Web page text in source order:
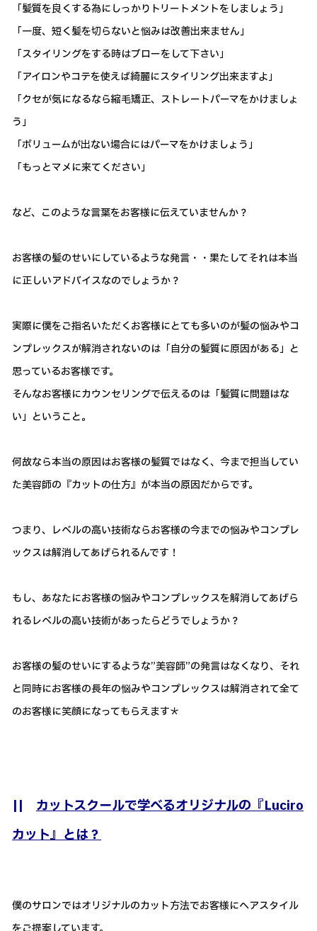
「髪質を良くする為にしっかりトリートメントをしましょう」
「一度、短く髪を切らないと悩みは改善出来ません」
「スタイリングをする時はブローをして下さい」
「アイロンやコテを使えば綺麗にスタイリング出来ますよ」
「クセが気になるなら縮毛矯正、ストレートパーマをかけましょ
う」
「ボリュームが出ない場合にはパーマをかけましょう」
「もっとマメに来てください」
など、このような言葉をお客様に伝えていませんか？
お客様の髪のせいにしているような発言・・果たしてそれは本当
に正しいアドバイスなのでしょうか？
実際に僕をご指名いただくお客様にとても多いのが髪の悩みやコ
ンプレックスが解消されないのは「自分の髪質に原因がある」と
思っているお客様です。
そんなお客様にカウンセリングで伝えるのは「髪質に問題はな
い」ということ。
何故なら本当の原因はお客様の髪質ではなく、今まで担当してい
た美容師の『カットの仕方』が本当の原因だからです。
つまり、レベルの高い技術ならお客様の今までの悩みやコンプレ
ックスは解消してあげられるんです！
もし、あなたにお客様の悩みやコンプレックスを解消してあげら
れるレベルの高い技術があったらどうでしょうか？
お客様の髪のせいにするような”美容師”の発言はなくなり、それ
と同時にお客様の長年の悩みやコンプレックスは解消されて全て
のお客様に笑顔になってもらえます＊
|| カットスクールで学べるオリジナルの『Luciro
カット』とは？
僕のサロンではオリジナルのカット方法でお客様にヘアスタイル